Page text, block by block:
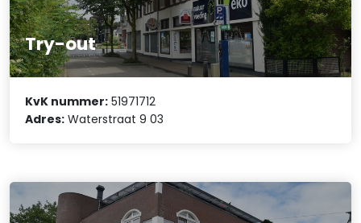
Try-out
KvK nummer: 51971712
Adres: Waterstraat 9 03